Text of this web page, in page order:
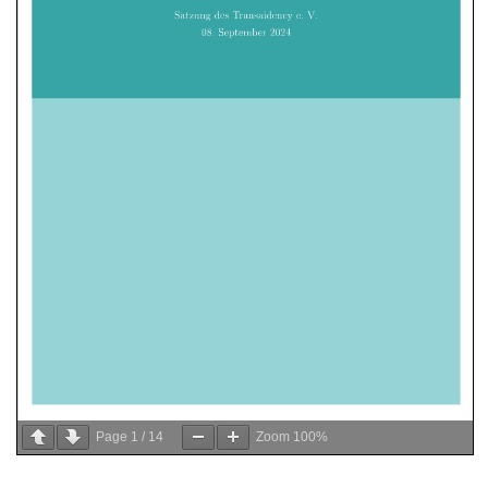
Page 1 / 14 Zoom 100%